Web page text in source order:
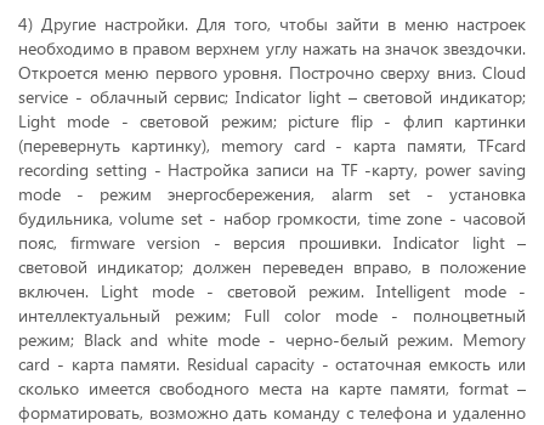
4) Другие настройки. Для того, чтобы зайти в меню настроек
необходимо в правом верхнем углу нажать на значок звездочки.
Откроется меню первого уровня. Построчно сверху вниз. Cloud
service - облачный сервис; Indicator light – световой индикатор;
Light mode - световой режим; picture flip - флип картинки
(перевернуть картинку), memory card - карта памяти, TFcard
recording setting - Настройка записи на TF -карту, power saving
mode - режим энергосбережения, alarm set - установка
будильника, volume set - набор громкости, time zone - часовой
пояс, firmware version - версия прошивки. Indicator light –
световой индикатор; должен переведен вправо, в положение
включен. Light mode - световой режим. Intelligent mode -
интеллектуальный режим; Full color mode - полноцветный
режим; Black and white mode - черно-белый режим. Memory
card - карта памяти. Residual capacity - остаточная емкость или
сколько имеется свободного места на карте памяти, format –
форматировать, возможно дать команду с телефона и удаленно